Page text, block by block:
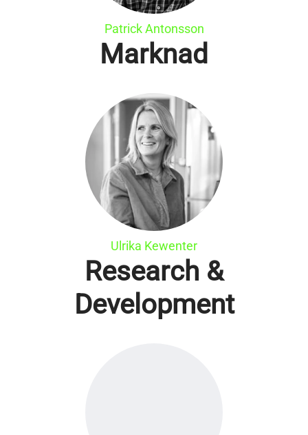
Patrick Antonsson
Marknad
Ulrika Kewenter
Research &
Development